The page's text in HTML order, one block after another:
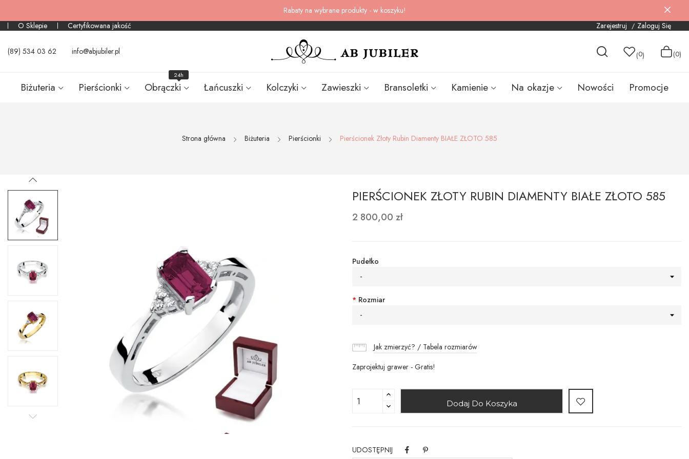
Rabaty na wybrane produkty - w koszyku!
O Sklepie
Certyfikowana jakość Zarejestruj Zaloguj Się
(89) 534 03 62 info@abjubiler.pl (0) (0)
Biżuteria Pierścionki Obrączki
24h
Łańcuszki Kolczyki Zawieszki Bransoletki Kamienie Na okazje Nowości Promocje
Strona główna Biżuteria Pierścionki Pierścionek Złoty Rubin Diamenty BIAŁE ZŁOTO 585
PIERŚCIONEK ZŁOTY RUBIN DIAMENTY BIAŁE ZŁOTO 585
2 800,00 zł
Pudełko
-
* Rozmiar
-
Jak zmierzyć? / Tabela rozmiarów
Zaprojektuj grawer - Gratis!
Dodaj Do Koszyka
UDOSTĘPNIJ